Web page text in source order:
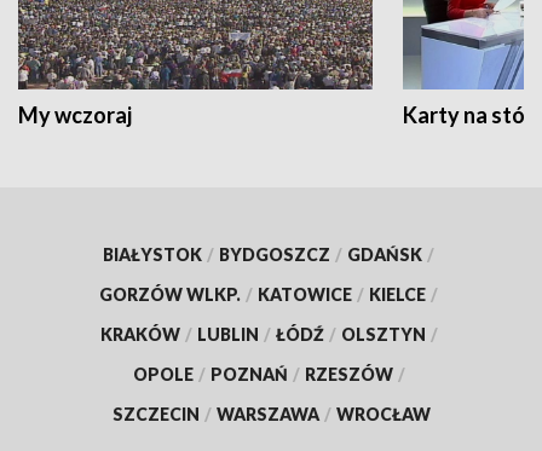
My wczoraj Karty na
BIAŁYSTOK / BYDGOSZCZ / GDAŃSK /
GORZÓW WLKP. / KATOWICE / KIELCE /
KRAKÓW / LUBLIN / ŁÓDŹ / OLSZTYN /
OPOLE / POZNAŃ / RZESZÓW /
SZCZECIN / WARSZAWA / WROCŁAW